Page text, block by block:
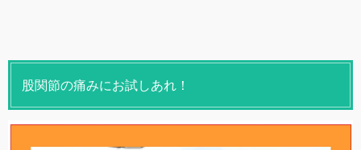
股関節の痛みにお試しあれ！